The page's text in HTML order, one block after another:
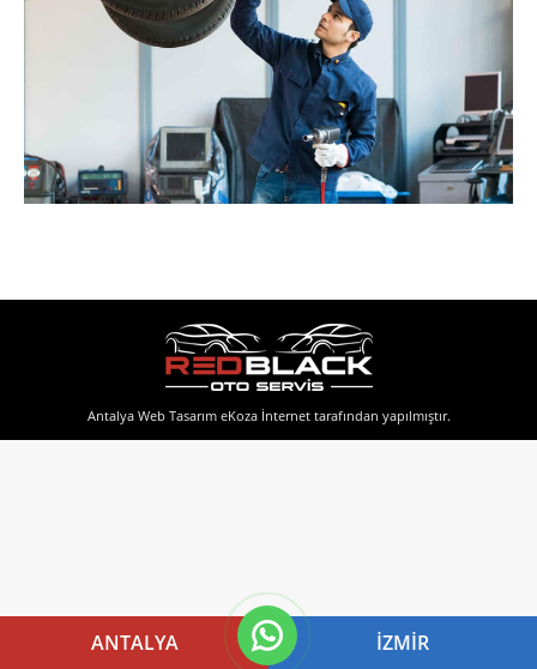
ANTALYA İZMIR
Antalya Web TasarımeKoza İnternet tarafından yapılmıştır.